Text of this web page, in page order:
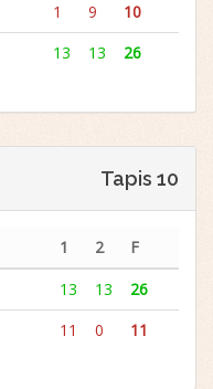
1 9
10
13 13 26
Tapis 10
1 2
F
13 13
26
11 0 11